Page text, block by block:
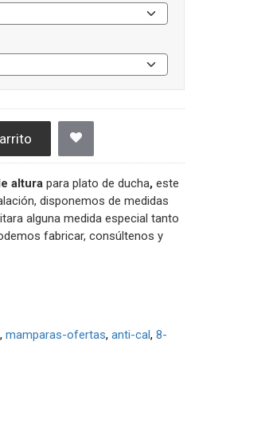
altura para plato de ducha, este
disponemos de medidas
alguna medida especial tanto
fabricar, consúltenos y
mamparas-ofertas anti-cal 8-